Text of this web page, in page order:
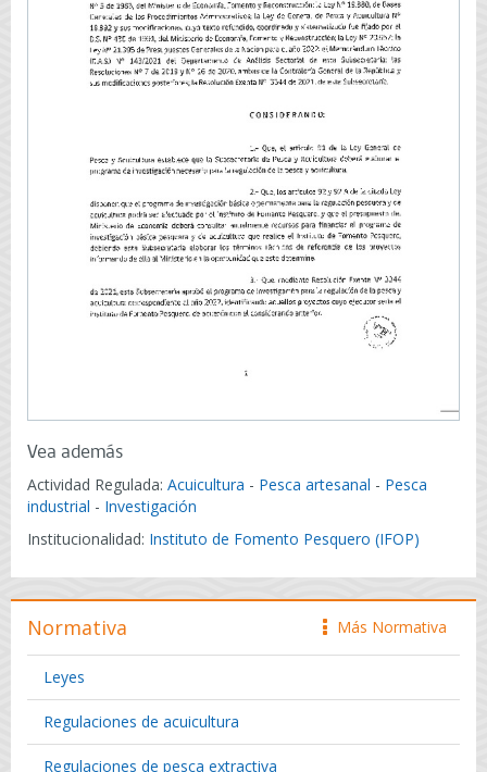
Vea además
Actividad Regulada: Acuicultura - Pesca artesanal - Pesca
industrial - Investigación
Institucionalidad: Instituto de Fomento Pesquero (IFOP)
icono
Más Normativa
Normativa
Leyes
Regulaciones de acuicultura
Regulaciones de pesca extractiva